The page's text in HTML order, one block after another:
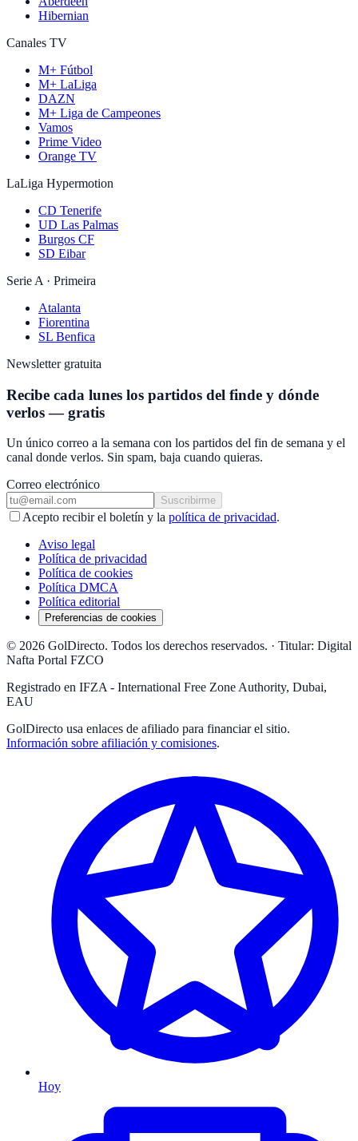
Hibernian
Canales TV
M+ Fútbol
M+ LaLiga
DAZN
M+ Liga de Campeones
Vamos
Prime Video
Orange TV
LaLiga Hypermotion
CD Tenerife
UD Las Palmas
Burgos CF
SD Eibar
Serie A · Primeira
Atalanta
Fiorentina
SL Benfica
Newsletter gratuita
Recibe cada lunes los partidos del finde y dónde
verlos — gratis
Un único correo a la semana con los partidos del fin de semana y el
canal donde verlos. Sin spam, baja cuando quieras.
Correo electrónico
Suscribirme
Acepto recibir el boletín y la política de privacidad.
Aviso legal
Política de privacidad
Política de cookies
Política DMCA
Política editorial
Preferencias de cookies
© 2026 GolDirecto. Todos los derechos reservados. · Titular: Digital
Nafta Portal FZCO
Registrado en IFZA - International Free Zone Authority, Dubai,
EAU
GolDirecto usa enlaces de afiliado para financiar el sitio.
Información sobre afiliación y comisiones.
Hoy